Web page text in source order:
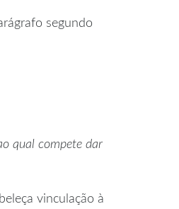
segundo
qual compete dar
vinculação à